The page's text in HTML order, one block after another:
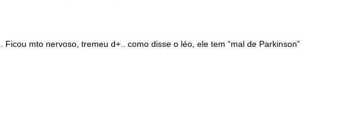
mto nervoso, tremeu d+.. como disse o léo, ele tem “mal de Parkinson”